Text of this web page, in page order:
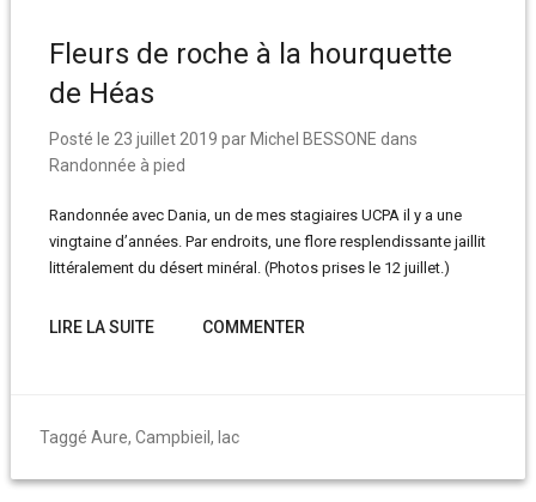
Fleurs de roche à la hourquette
de Héas
Posté le 23 juillet 2019 par Michel BESSONE dans
Randonnée à pied
Randonnée avec Dania, un de mes stagiaires UCPA il y a une
vingtaine d’années. Par endroits, une flore resplendissante jaillit
littéralement du désert minéral. (Photos prises le 12 juillet.)
LIRE LA SUITE COMMENTER
Taggé Aure, Campbieil , lac